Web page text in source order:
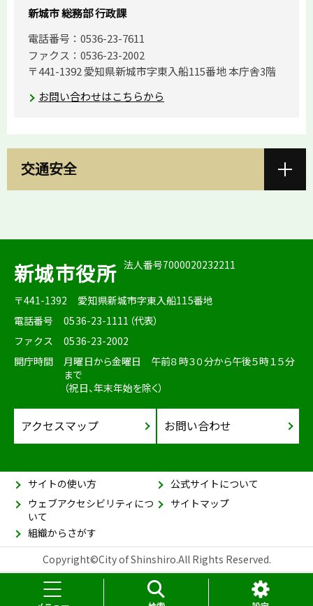
新城市 総務部 行政課
電話番号：0536-23-7611
ファクス：0536-23-2002
〒441-1392 愛知県新城市字東入船115番地 本庁舎3階
お問い合わせはこちらから
交通安全
新城市役所 法人番号7000020232211
〒441-1392
愛知県新城市字東入船115番地
電話番号
0536-23-1111（代表）
ファクス
0536-23-2002
開庁時間
月曜日から金曜日 午前８時３０分から午後５時１５分
まで
（祝日、年末年始を除く）
アクセスマップ お問い合わせ
サイトの使い方
公式サイトについて
ウェブアクセシビリティにつ
いて
サイトマップ
組織からさがす
Copyright©City of Shinshiro.All Rights Reserved.